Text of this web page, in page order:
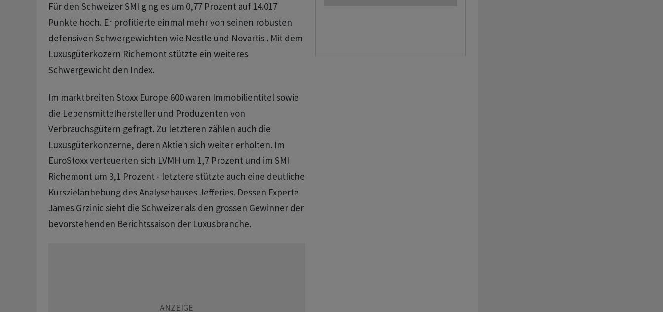
Für den Schweizer SMI ging es um 0,77 Prozent auf 14.017
Punkte hoch. Er profitierte einmal mehr von seinen robusten
defensiven Schwergewichten wie Nestle und Novartis . Mit dem
Luxusgüterkozern Richemont stützte ein weiteres
Schwergewicht den Index.
Im marktbreiten Stoxx Europe 600 waren Immobilientitel sowie
die Lebensmittelhersteller und Produzenten von
Verbrauchsgütern gefragt. Zu letzteren zählen auch die
Luxusgüterkonzerne, deren Aktien sich weiter erholten. Im
EuroStoxx verteuerten sich LVMH um 1,7 Prozent und im SMI
Richemont um 3,1 Prozent - letztere stützte auch eine deutliche
Kurszielanhebung des Analysehauses Jefferies. Dessen Experte
James Grzinic sieht die Schweizer als den grossen Gewinner der
bevorstehenden Berichtssaison der Luxusbranche.